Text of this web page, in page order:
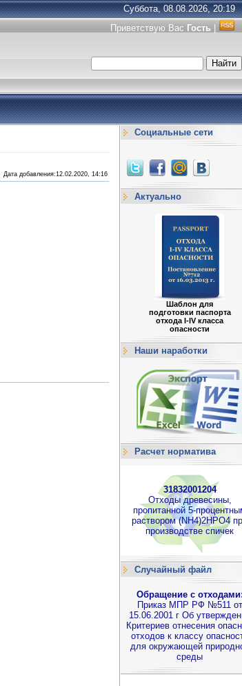
Суббота, 08.08.2026, 20:19
Приветствую Вас Гость
Дата добавления:12.02.2020, 14:16
Социальные сети
Актуально
Шаблон для
подготовки паспорта
отхода I-IV класса
опасности
Наши наработки
Расчет норматива
31832001204
Отходы древесины,
пропитанной 5-
раствором (NH4)2HPO4
производстве спичек
Случайный файл
Обращение с
Приказ МПР РФ №511 от
15.06.2001 г Об
Критериев отнесения
отходов к классу
для окружающей
среды